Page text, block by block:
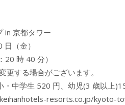
in 京都タワー
（金）
時 40 分）
する場合がございます。
中学生 520 円、幼児(3 歳以上
resorts.co.jp/kyoto-